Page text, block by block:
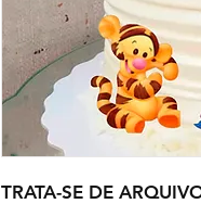
TRATA-SE DE